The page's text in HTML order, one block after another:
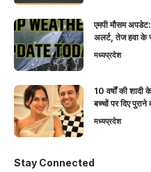
एमपी मौसम
अलर्ट, तेज हवा के
मध्यप्रदेश
10 वर्षों की शादी
बच्चों पर दिए
मध्यप्रदेश
Stay Connected